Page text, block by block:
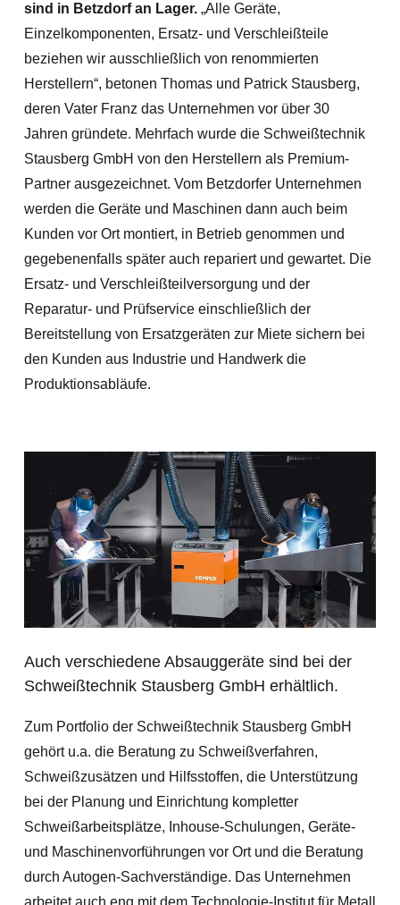
sind in Betzdorf an Lager. „Alle Geräte,
Einzelkomponenten, Ersatz- und Verschleißteile
beziehen wir ausschließlich von renommierten
Herstellern“, betonen Thomas und Patrick Stausberg,
deren Vater Franz das Unternehmen vor über 30
Jahren gründete. Mehrfach wurde die Schweißtechnik
Stausberg GmbH von den Herstellern als Premium-
Partner ausgezeichnet. Vom Betzdorfer Unternehmen
werden die Geräte und Maschinen dann auch beim
Kunden vor Ort montiert, in Betrieb genommen und
gegebenenfalls später auch repariert und gewartet. Die
Ersatz- und Verschleißteilversorgung und der
Reparatur- und Prüfservice einschließlich der
Bereitstellung von Ersatzgeräten zur Miete sichern bei
den Kunden aus Industrie und Handwerk die
Produktionsabläufe.
Auch verschiedene Absauggeräte sind bei der
Schweißtechnik Stausberg GmbH erhältlich.
Zum Portfolio der Schweißtechnik Stausberg GmbH
gehört u.a. die Beratung zu Schweißverfahren,
Schweißzusätzen und Hilfsstoffen, die Unterstützung
bei der Planung und Einrichtung kompletter
Schweißarbeitsplätze, Inhouse-Schulungen, Geräte-
und Maschinenvorführungen vor Ort und die Beratung
durch Autogen-Sachverständige. Das Unternehmen
arbeitet auch eng mit dem Technologie-Institut für Metall